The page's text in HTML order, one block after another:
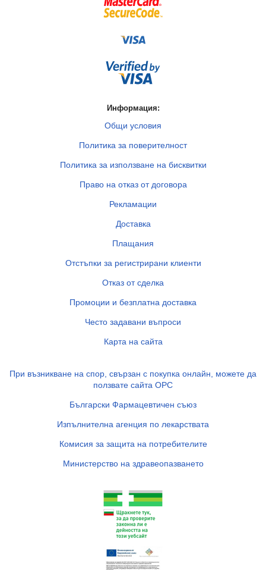
Информация:
Общи условия
Политика за поверителност
Политика за използване на бисквитки
Право на отказ от договора
Рекламации
Доставка
Плащания
Отстъпки за регистрирани клиенти
Отказ от сделка
Промоции и безплатна доставка
Често задавани въпроси
Карта на сайта
При възникване на спор, свързан с покупка онлайн, можете да
ползвате сайта ОРС
Български Фармацевтичен съюз
Изпълнителна агенция по лекарствата
Комисия за защита на потребителите
Министерство на здравеопазването